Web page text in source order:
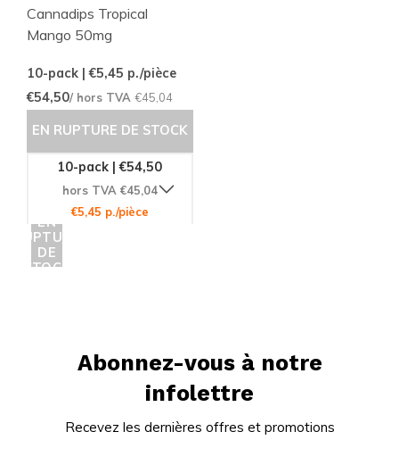
Cannadips Tropical
Mango 50mg
10-pack | €5,45 p./pièce
€54,50/ hors TVA €45,04
EN RUPTURE DE STOCK
10-pack | €54,50
hors TVA €45,04
€5,45 p./pièce
EN
RUPTURE
DE
STOCK
Abonnez-vous à notre
infolettre
Recevez les dernières offres et promotions